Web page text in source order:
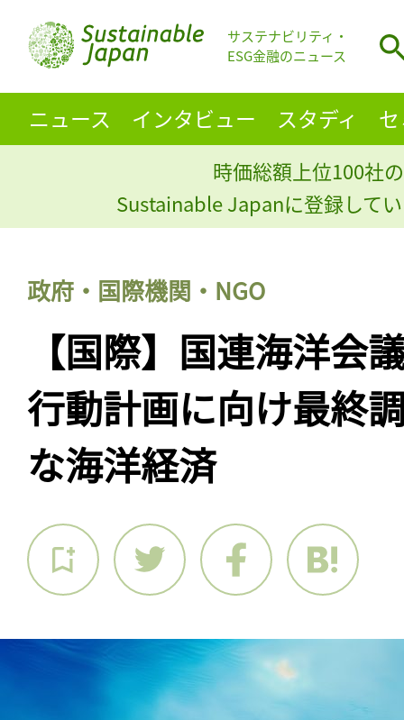
サステナビリティ・
ESG金融のニュース
ニュース インタビュー スタディ
時価総額上位100社
Sustainable Japanに登録して
政府・国際機関・NGO
【国際】国連海洋会
行動計画に向け最終
な海洋経済